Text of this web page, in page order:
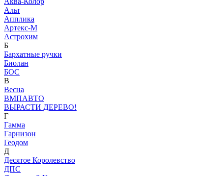
Альт
Апплика
Артекс-М
Астрохим
Б
Бархатные ручки
Биолан
БОС
В
Весна
ВМПАВТО
ВЫРАСТИ ДЕРЕВО!
Г
Гамма
Гарнизон
Геодом
Д
Десятое Королевство
ДПС